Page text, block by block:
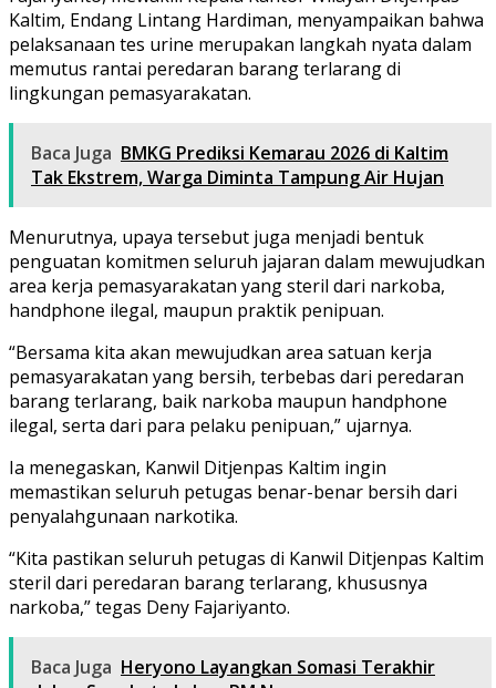
Kaltim, Endang Lintang Hardiman, menyampaikan bahwa
pelaksanaan tes urine merupakan langkah nyata dalam
memutus rantai peredaran barang terlarang di
lingkungan pemasyarakatan.
Baca Juga BMKG Prediksi Kemarau 2026 di Kaltim
Tak Ekstrem, Warga Diminta Tampung Air Hujan
Menurutnya, upaya tersebut juga menjadi bentuk
penguatan komitmen seluruh jajaran dalam mewujudkan
area kerja pemasyarakatan yang steril dari narkoba,
handphone ilegal, maupun praktik penipuan.
“Bersama kita akan mewujudkan area satuan kerja
pemasyarakatan yang bersih, terbebas dari peredaran
barang terlarang, baik narkoba maupun handphone
ilegal, serta dari para pelaku penipuan,” ujarnya.
Ia menegaskan, Kanwil Ditjenpas Kaltim ingin
memastikan seluruh petugas benar-benar bersih dari
penyalahgunaan narkotika.
“Kita pastikan seluruh petugas di Kanwil Ditjenpas Kaltim
steril dari peredaran barang terlarang, khususnya
narkoba,” tegas Deny Fajariyanto.
Baca Juga Heryono Layangkan Somasi Terakhir